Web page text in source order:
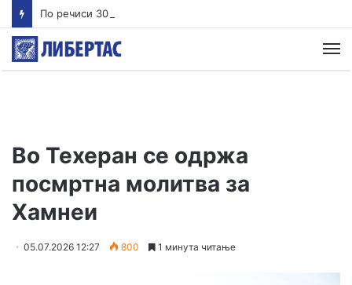
Во Техеран се одржа
посмртна молитва за
Хамнеи
05.07.2026 12:27 800 1 минута читање